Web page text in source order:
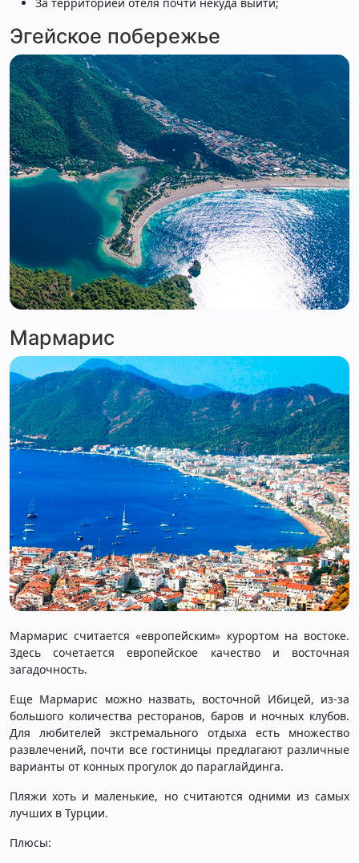
Эгейское побережье
Мармарис
Мармарис считается «европейским» курортом на востоке.
Здесь сочетается европейское качество и восточная
загадочность.
Еще Мармарис можно назвать, восточной Ибицей, из-за
большого количества ресторанов, баров и ночных клубов.
Для любителей экстремального отдыха есть множество
развлечений, почти все гостиницы предлагают различные
варианты от конных прогулок до параглайдинга.
Пляжи хоть и маленькие, но считаются одними из самых
лучших в Турции.
Плюсы: